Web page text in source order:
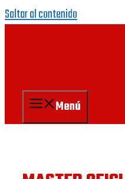
Saltar al contenido
Menú